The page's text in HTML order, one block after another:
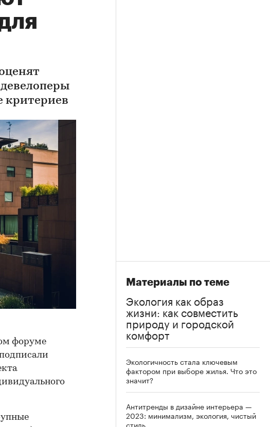
критериев
форуме
Материалы по теме
Экология как образ
жизни: как совместить
природу и городской
комфорт
Экологичность стала ключевым
фактором при выборе жилья. Что это
значит?
Антитренды в дизайне интерьера —
2023: минимализм, экология, чистый
стиль